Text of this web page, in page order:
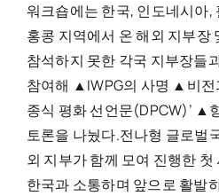
워크숍에는 한국, 인도네시아,
홍콩 지역에서 온 해외 지부장
참석하지 못한 각국 지부장들
참여해 ▲IWPG의 사명 ▲비전
종식 평화 선언문(DPCW)’ ▲
토론을 나눴다.전나형 글로벌
외 지부가 함께 모여 진행한
한국과 소통하며 앞으로 활발